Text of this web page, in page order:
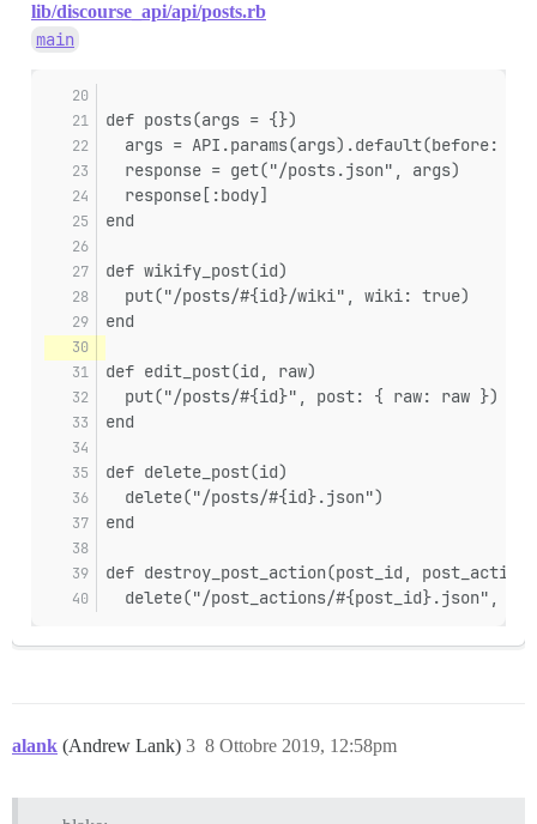
lib/discourse_api/api/posts.rb
main
def posts(args = {})
  args = API.params(args).default(before: 0)
  response = get("/posts.json", args)
  response[:body]
end
def wikify_post(id)
  put("/posts/#{id}/wiki", wiki: true)
end
def edit_post(id, raw)
  put("/posts/#{id}", post: { raw: raw })
end
def delete_post(id)
  delete("/posts/#{id}.json")
end
def destroy_post_action(post_id,
delete("/post_actions/#{post_id}.json",
alank (Andrew Lank) 8 Ottobre 2019, 12:58pm
3